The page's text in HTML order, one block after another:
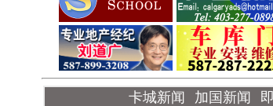
卡城新闻 加国新闻